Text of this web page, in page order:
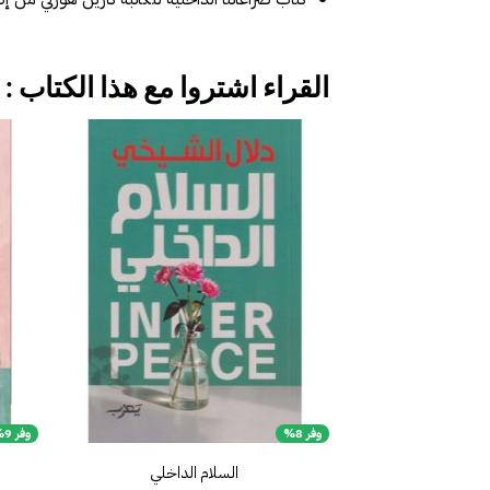
القراء اشتروا مع هذا الكتاب :
وفر 8%
السلام الداخلي
وفر 9%